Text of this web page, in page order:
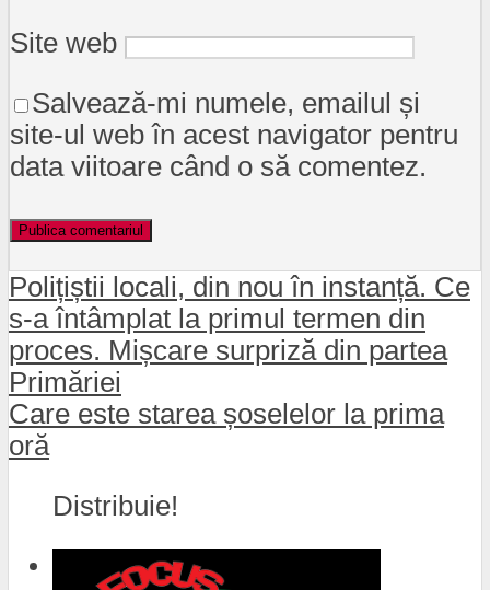
Site web
Salvează-mi numele, emailul și
site-ul web în acest navigator pentru
data viitoare când o să comentez.
Polițiștii locali, din nou în instanță. Ce
s-a întâmplat la primul termen din
proces. Mișcare surpriză din partea
Primăriei
Care este starea șoselelor la prima
oră
Distribuie!